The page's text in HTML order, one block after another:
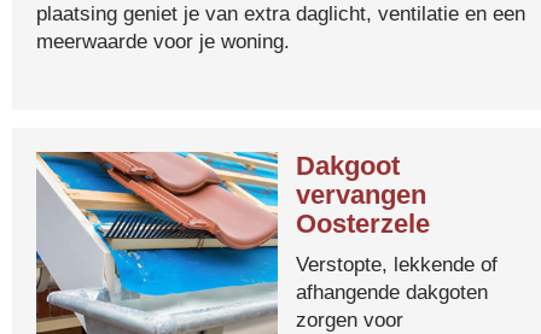
plaatsing geniet je van extra daglicht, ventilatie en een
meerwaarde voor je woning.
Dakgoot
vervangen
Oosterzele
Verstopte, lekkende of
afhangende dakgoten
zorgen voor